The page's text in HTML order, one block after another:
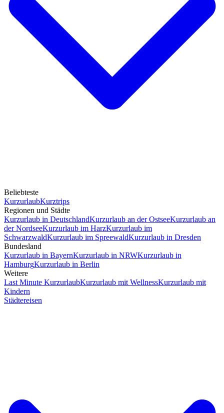
Beliebteste
KurzurlaubKurztrips
Regionen und Städte
Kurzurlaub in DeutschlandKurzurlaub an der OstseeKurzurlaub an
der NordseeKurzurlaub im HarzKurzurlaub im
SchwarzwaldKurzurlaub im SpreewaldKurzurlaub in Dresden
Bundesland
Kurzurlaub in BayernKurzurlaub in NRWKurzurlaub in
HamburgKurzurlaub in Berlin
Weitere
Last Minute KurzurlaubKurzurlaub mit WellnessKurzurlaub mit
Kindern
Städtereisen